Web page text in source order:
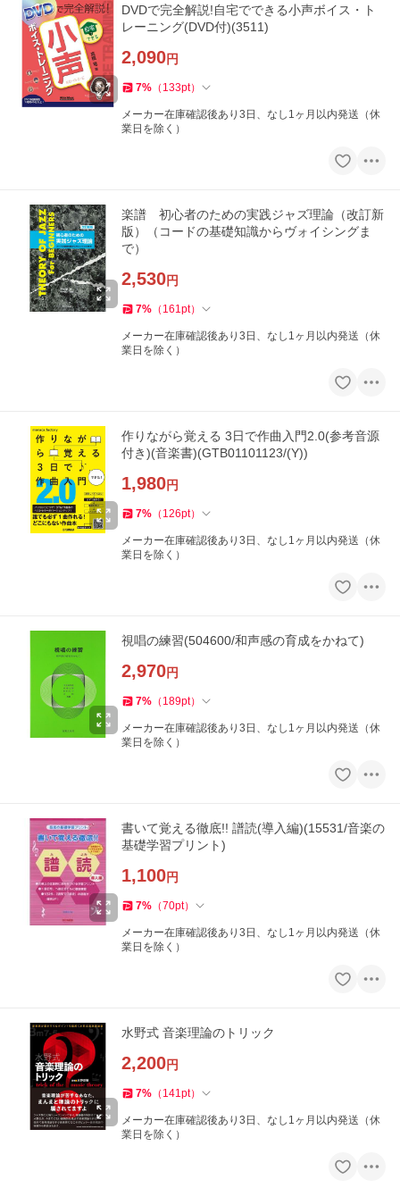
DVDで完全解説!自宅でできる小声ボイス・ト
レーニング(DVD付)(3511)
2,090円
7% （ 133pt）
メーカー在庫確認後あり3日、なし1ヶ月以内発送（休
業日を除く）
楽譜 初心者のための実践ジャズ理論（改訂新
版）（コードの基礎知識からヴォイシングま
で）
2,530円
7% （ 161pt）
メーカー在庫確認後あり3日、なし1ヶ月以内発送（休
業日を除く）
作りながら覚える 3日で作曲入門2.0(参考音源
付き)(音楽書)(GTB01101123/(Y))
1,980円
7% （ 126pt）
メーカー在庫確認後あり3日、なし1ヶ月以内発送（休
業日を除く）
視唱の練習(504600/和声感の育成をかねて)
2,970円
7% （ 189pt）
メーカー在庫確認後あり3日、なし1ヶ月以内発送（休
業日を除く）
書いて覚える徹底!! 譜読(導入編)(15531/音楽の
基礎学習プリント)
1,100円
7% （70pt）
メーカー在庫確認後あり3日、なし1ヶ月以内発送（休
業日を除く）
水野式 音楽理論のトリック
2,200円
7% （ 141pt）
メーカー在庫確認後あり3日、なし1ヶ月以内発送（休
業日を除く）